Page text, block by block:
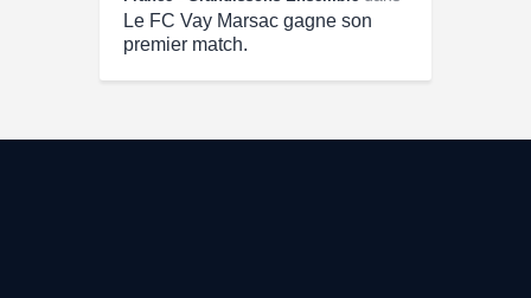
Le FC Vay Marsac gagne son
premier match.